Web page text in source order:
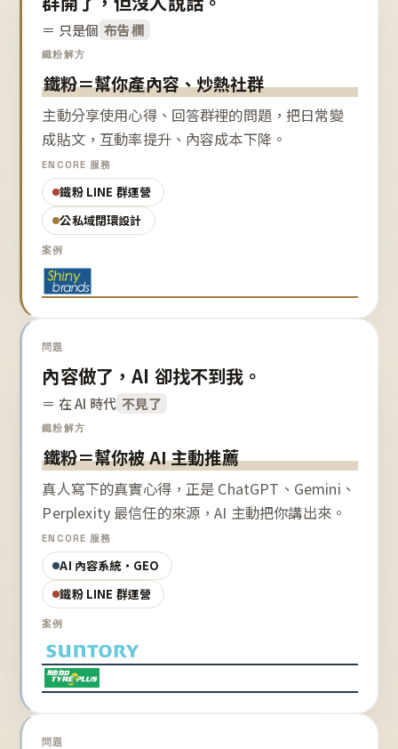
＝ 只是個 布告欄
鐵粉解方
鐵粉＝幫你產內容、炒熱社群
主動分享使用心得、回答群裡的問題，把日常變
成貼文，互動率提升、內容成本下降。
ENCORE 服務
鐵粉 LINE 群運營
公私域閉環設計
案例
問題
內容做了，AI 卻找不到我。
＝ 在 AI 時代 不見了
鐵粉解方
鐵粉＝幫你被 AI 主動推薦
真人寫下的真實心得，正是 ChatGPT、Gemini、
Perplexity 最信任的來源，AI 主動把你講出來。
ENCORE 服務
AI 內容系統・GEO
鐵粉 LINE 群運營
案例
問題